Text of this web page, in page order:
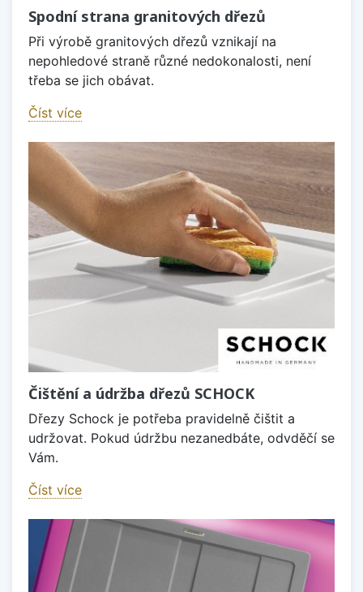
Spodní strana granitových dřezů
Při výrobě granitových dřezů vznikají na
nepohledové straně různé nedokonalosti, není
třeba se jich obávat.
Číst více
Čištění a údržba dřezů SCHOCK
Dřezy Schock je potřeba pravidelně čištit a
udržovat. Pokud údržbu nezanedbáte, odvděčí se
Vám.
Číst více